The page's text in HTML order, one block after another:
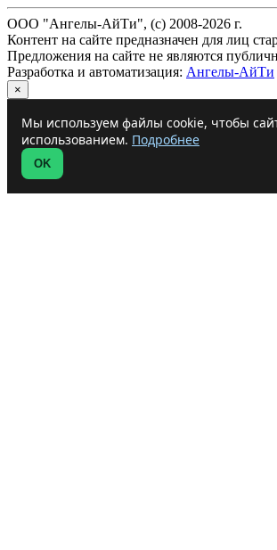
ООО "Ангелы-АйТи", (c) 2008-2026 г.
Контент на сайте предназначен для лиц
Предложения на сайте не являются
Разработка и автоматизация: Ангелы-АйТи
×
Мы используем файлы cookie, чтобы
использованием. Подробнее
OK